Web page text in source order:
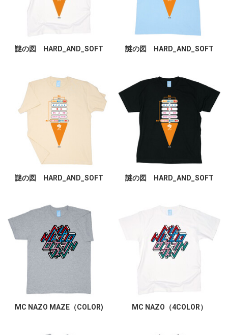
謎の図 HARD_AND_SOFT 謎の図 HARD_AND_SOFT
謎の図 HARD_AND_SOFT 謎の図 HARD_AND_SOFT
MC NAZO MAZE（COLOR) MC NAZO（4COLOR）